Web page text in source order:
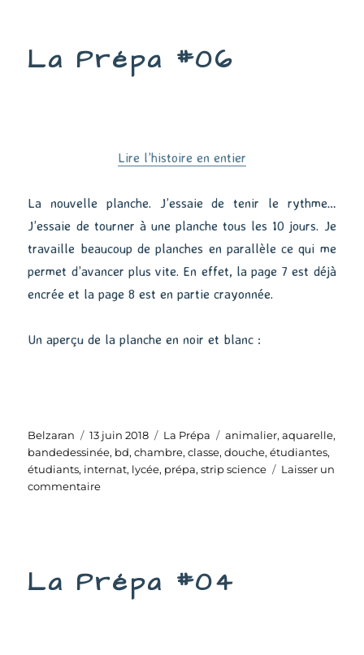
La Prépa #06
Lire l’histoire en entier
La nouvelle planche. J’essaie de tenir le rythme…
J’essaie de tourner à une planche tous les 10 jours. Je
travaille beaucoup de planches en parallèle ce qui me
permet d’avancer plus vite. En effet, la page 7 est déjà
encrée et la page 8 est en partie crayonnée.
Un aperçu de la planche en noir et blanc :
Auteur
Belzaran
Publié
le
13 juin 2018 Catégories
La Prépa Étiquettes
animalier,aquarelle,
bandedessinée, bd,chambre,classe,douche,étudiantes,
étudiants, internat, lycée, prépa,strip science
Laisser un
commentairesur
La Prépa #04